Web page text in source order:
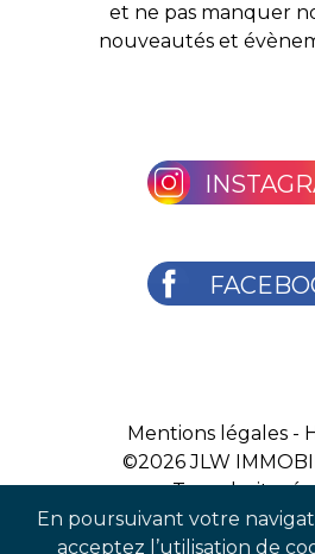
En poursuivant votre
acceptez l’utilisation de
et ne pas manquer
nouveautés et
Mentions légales-
©2026JLW
Tous droits